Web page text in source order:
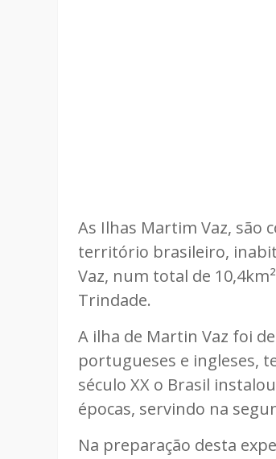
As Ilhas Martim Vaz, são
território brasileiro,
Vaz, num total de
Trindade.
A ilha de Martin Vaz foi
portugueses e ingleses,
século XX o Brasil
épocas, servindo na
Na preparação desta